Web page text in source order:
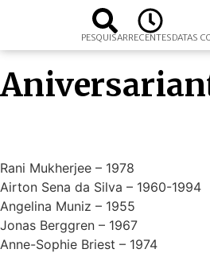
PESQUISARRECENTESDATAS
Rani Mukherjee – 1978
Airton Sena da Silva – 1960-1994
Angelina Muniz – 1955
Jonas Berggren – 1967
Anne-Sophie Briest – 1974